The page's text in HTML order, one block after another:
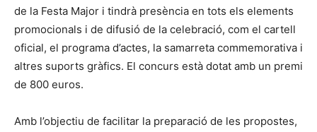
de la Festa Major i tindrà presència en tots els elements
promocionals i de difusió de la celebració, com el cartell
oficial, el programa d’actes, la samarreta commemorativa i
altres suports gràfics. El concurs està dotat amb un premi
de 800 euros.
Amb l’objectiu de facilitar la preparació de les propostes,